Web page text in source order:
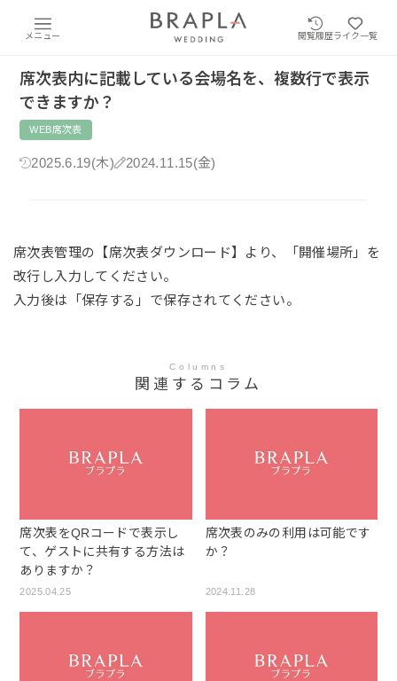
メニュー 閲覧履歴ライク一覧
席次表内に記載している会場名を、複数行で表示
できますか？
WEB席次表
2025.6.19(木) 2024.11.15(金)
席次表管理の【席次表ダウンロード】より、「開催場所」を
改行し入力してください。
入力後は「保存する」で保存されてください。
Columns
関連するコラム
席次表をQRコードで表示し
て、ゲストに共有する方法は
ありますか？
2025.04.25
席次表のみの利用は可能です
か？
2024.11.28